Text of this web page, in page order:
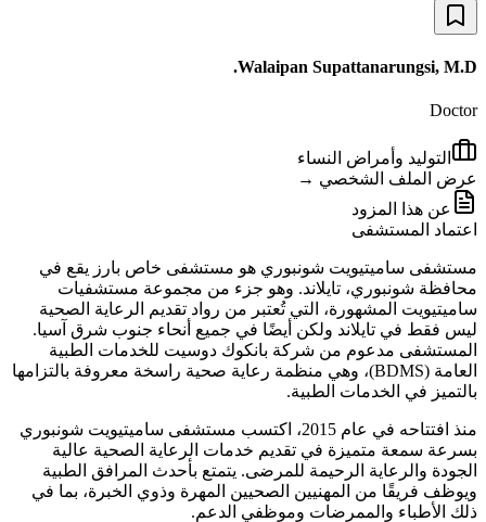
Walaipan Supattanarungsi, M.D.
Doctor
التوليد وأمراض النساء
عرض الملف الشخصي →
عن هذا المزود
اعتماد المستشفى
مستشفى ساميتيويت شونبوري هو مستشفى خاص بارز يقع في
محافظة شونبوري، تايلاند. وهو جزء من مجموعة مستشفيات
ساميتيويت المشهورة، التي تُعتبر من رواد تقديم الرعاية الصحية
ليس فقط في تايلاند ولكن أيضًا في جميع أنحاء جنوب شرق آسيا.
المستشفى مدعوم من شركة بانكوك دوسيت للخدمات الطبية
العامة (BDMS)، وهي منظمة رعاية صحية راسخة معروفة بالتزامها
بالتميز في الخدمات الطبية.
منذ افتتاحه في عام 2015، اكتسب مستشفى ساميتيويت شونبوري
بسرعة سمعة متميزة في تقديم خدمات الرعاية الصحية عالية
الجودة والرعاية الرحيمة للمرضى. يتمتع بأحدث المرافق الطبية
ويوظف فريقًا من المهنيين الصحيين المهرة وذوي الخبرة، بما في
ذلك الأطباء والممرضات وموظفي الدعم.